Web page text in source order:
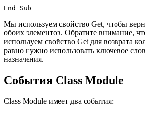
Мы используем свойство Get, чтобы
обоих элементов. Обратите внимание,
используем свойство Get для возврата
равно нужно использовать ключевое
назначения.
События Class Module
Class Module имеет два события: